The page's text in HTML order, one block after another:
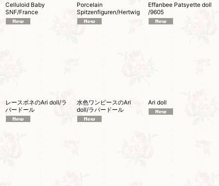
Celluloid Baby
SNF/France
Porcelain
Spitzenfiguren/Hertwig
Effanbee Patsyette doll
/9605
レースボネのAri doll/ラ
バードール
水色ワンピースのAri
doll/ラバードール
Ari doll